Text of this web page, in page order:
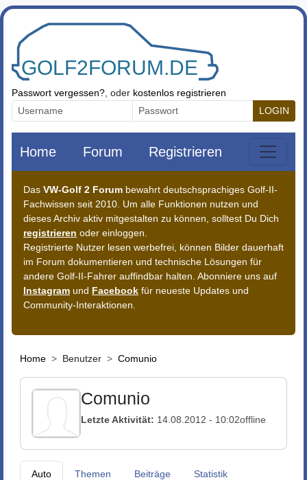
Zum Inhalt springen
Passwort vergessen? , oder kostenlos registrieren
LOGIN
Home Forum Registrieren
Das VW-Golf 2 Forum bewahrt deutschsprachiges Golf-II-
Fachwissen seit 2010. Um alle Funktionen nutzen und
dieses Archiv aktiv mitgestalten zu können, solltest Du Dich
registrieren oder einloggen.
Registrierte Nutzer lesen werbefrei, können Bilder dauerhaft
im Forum dokumentieren und technische Lösungen für
andere Golf-II-Fahrer auffindbar halten. Abonniere uns auf
Instagram und Facebook für neueste Updates und
Community-Interaktionen.
Home Benutzer Comunio
Comunio
Letzte Aktivität: 14.08.2012 - 10:02offline
Auto Themen Beiträge Statistik